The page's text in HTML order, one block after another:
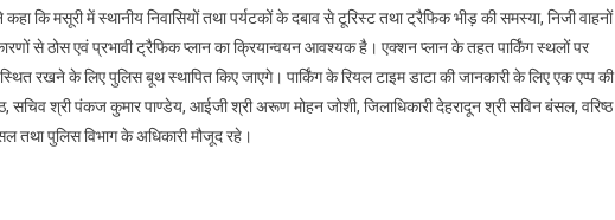
कि मसूरी में स्थानीय निवासियों तथा पर्यटकों के दबाव से टूरिस्ट तथा ट्रैफिक भीड़ की समस्या, निजी वाहनों
से ठोस एवं प्रभावी ट्रैफिक प्लान का क्रियान्वयन आवश्यक है। एक्शन प्लान के तहत पार्किंग स्थलों पर
रखने के लिए पुलिस बूथ स्थापित किए जाएगे। पार्किंग के रियल टाइम डाटा की जानकारी के लिए एक एप्प की
श्री पंकज कुमार पाण्डेय, आईजी श्री अरूण मोहन जोशी, जिलाधिकारी देहरादून श्री सविन बंसल, वरिष्ठ
तथा पुलिस विभाग के अधिकारी मौजूद रहे।